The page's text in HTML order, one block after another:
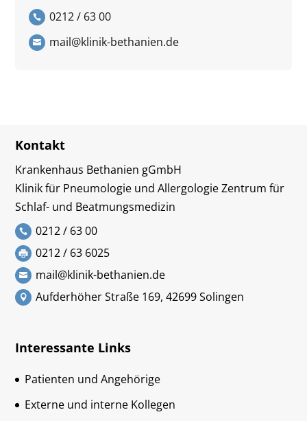
0212 / 63 00
mail@klinik-bethanien.de
Kontakt
Krankenhaus Bethanien gGmbH
Klinik für Pneumologie und Allergologie Zentrum für
Schlaf- und Beatmungsmedizin
0212 / 63 00
0212 / 63 6025
mail@klinik-bethanien.de
Aufderhöher Straße 169, 42699 Solingen
Interessante Links
Patienten und Angehörige
Externe und interne Kollegen